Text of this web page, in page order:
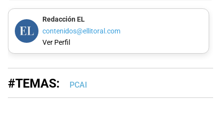
Redacción EL
contenidos@ellitoral.com
Ver Perfil
#TEMAS: PCAI